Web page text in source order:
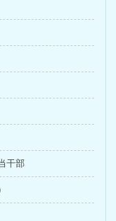
干部